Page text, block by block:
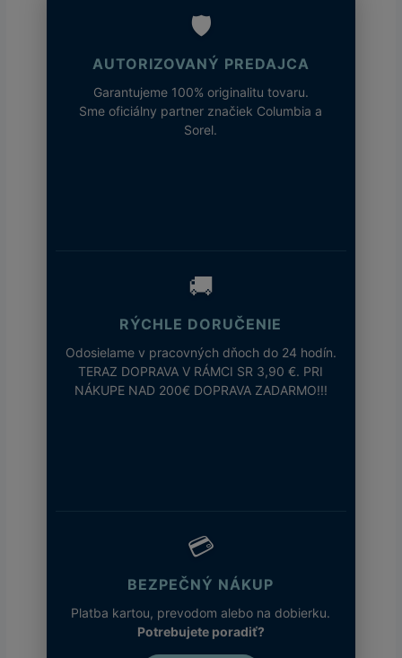
🛡️
AUTORIZOVANÝ PREDAJCA
Garantujeme 100% originalitu tovaru.
Sme oficiálny partner značiek Columbia a
Sorel.
🚚
RÝCHLE DORUČENIE
Odosielame v pracovných dňoch do 24 hodín.
TERAZ DOPRAVA V RÁMCI SR 3,90 €. PRI
NÁKUPE NAD 200€ DOPRAVA ZADARMO!!!
💳
BEZPEČNÝ NÁKUP
Platba kartou, prevodom alebo na dobierku.
Potrebujete poradiť?